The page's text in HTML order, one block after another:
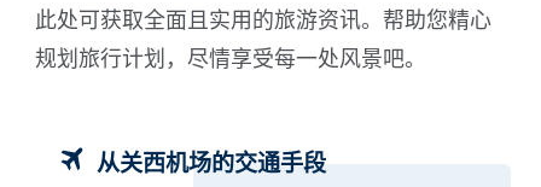
此处可获取全面且实用的旅游资讯。帮助您精心
规划旅行计划，尽情享受每一处风景吧。
从关西机场的交通手段